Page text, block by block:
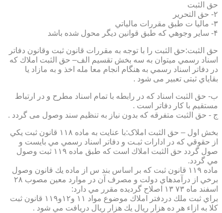
حق الثبت
۲- حق التحرير
۳- ماليا ت طبق مقررات مالياتي
۴- ساير وجوهي كه طبق قوانين ديگر محول شده باشد
حق الثبت:حق الثبت را با توجه به مقررات قانون ثبت وقانون دفاتر
اسناد رسمي ميتوان به سه بخش تقسيم الف– حق الثبت املاك كه
در دفاتر اسناد رسمي به هنگام انجام معا مله اخذ و به مازاد يا
بقاياي ثبتی تعبیر می شود .
ب- حق الثبت اسناد كه در رابطه با تمام اسناد مطرح و در ارتباط
مستقيم با كار دفاتر است .
ج - حق الثبت متفرقه كه بدون نياز به تنظیم سند وصول می گردد .
بخش اول – حق الثبت املاک:با عنايت به ماده ۱۱۸ قانون ثبت يكي
از حقوقي كه در ادارات ثبـت و دفاتر اسناد رسمي مي بايست و
صول گردد حق الثبت املاك است كه طبق ماده ۱۱۹ ثبت وصول
مي گردد.
ماده ۱۱۹ قانون ثبت كه بر اساس بند س از ماده يك قانون وصول
برخي از درآمدهاي دولت و مصرف آن در موارد معين مصوب ۲۸
اسفند ماه ۷۳ ۱۳ اصلاح گرديده مقرر مي دارد:
براي ثبت ملك دردفتر املاك موضوع مواد ۱۱ و۱۲و۱۱۹ قانون ثبت
كلا به ازاء هر ده هزار ريال يك هزار ريال دريافت مي شود .